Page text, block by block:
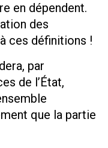
en dépendent.
des
ces définitions !
par
de l’État,
que la partie